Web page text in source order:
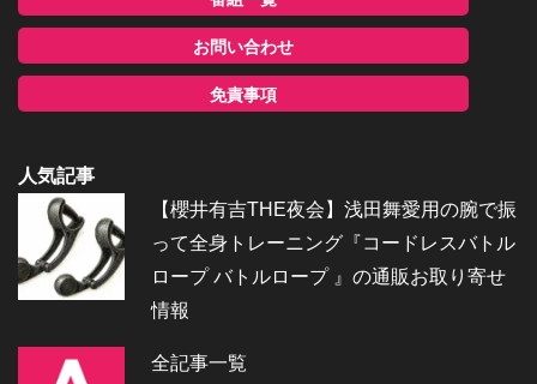
お問い合わせ
免責事項
人気記事
【櫻井有吉THE夜会】浅田舞愛用の腕で振
って全身トレーニング『コードレスバトル
ロープ バトルロープ 』の通販お取り寄せ
情報
全記事一覧